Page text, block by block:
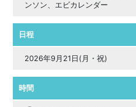
ンソン、エビカレンダー
日程
2026年9月21日(月・祝)
時間